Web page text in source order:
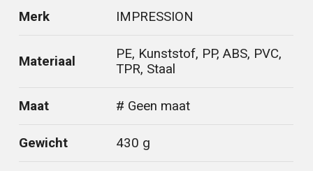
Merk IMPRESSION
Materiaal
PE, Kunststof, PP, ABS, PVC,
TPR, Staal
Maat # Geen maat
Gewicht 430 g